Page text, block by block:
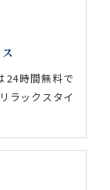
24時間無料で
ラックスタイ